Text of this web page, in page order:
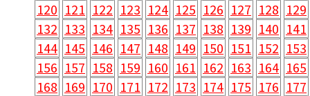
120 121 122 123 124 125 126 127 128 129
132 133 134 135 136 137 138 139 140 141
144 145 146 147 148 149 150 151 152 153
156 157 158 159 160 161 162 163 164 165
168 169 170 171 172 173 174 175 176 177